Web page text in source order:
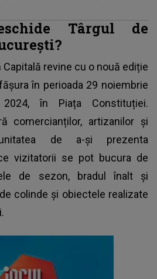
Târgul de
Capitală revine cu o nouă ediție
în perioada 29 noiembrie
în Piața Constituției.
comercianților, artizanilor și
de a-și prezenta
vizitatorii se pot bucura de
de sezon, bradul înalt și
colinde și obiectele realizate